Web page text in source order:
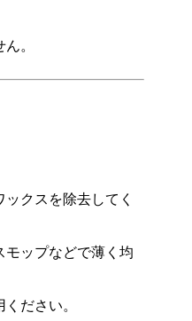
。
ックスを除去してく
モップなどで薄く均
ださい。